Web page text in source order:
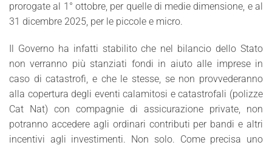
prorogate al 1° ottobre, per quelle di medie dimensione, e al
31 dicembre 2025, per le piccole e micro.
Il Governo ha infatti stabilito che nel bilancio dello Stato
non verranno più stanziati fondi in aiuto alle imprese in
caso di catastrofi, e che le stesse, se non provvederanno
alla copertura degli eventi calamitosi e catastrofali (polizze
Cat Nat) con compagnie di assicurazione private, non
potranno accedere agli ordinari contributi per bandi e altri
incentivi agli investimenti. Non solo. Come precisa uno